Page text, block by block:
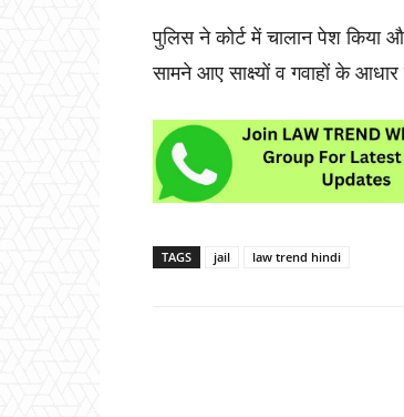
पुलिस ने कोर्ट में चालान पेश किया
सामने आए साक्ष्यों व गवाहों के
TAGS jail law trend hindi